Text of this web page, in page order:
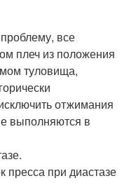
все
плеч из положения
туловища,
отжимания
выполняются в
пресса при диастазе